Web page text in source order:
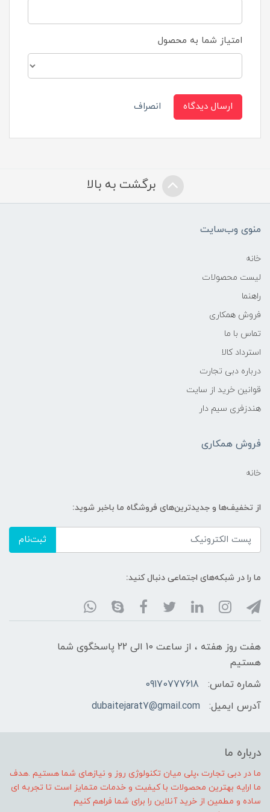
امتیاز شما به محصول
ارسال دیدگاه انصراف
برگشت به بالا
منوی وب‌سایت
خانه
لیست محصولات
راهنما
فروش همکاری
تماس با ما
استرداد کالا
درباره دبی تجارت
قوانین خرید از سایت
هندزفری سیم دار
فروش همکاری
خانه
از تخفیف‌ها و جدیدترین‌های فروشگاه ما باخبر شوید:
ثبت‌نام
ما را در شبکه‌های اجتماعی دنبال کنید:
هفت روز هفته ، از ساعت 10 الی 22 پاسخگوی شما
هستیم
شماره تماس:
09170777618
آدرس ایمیل:
dubaitejarat7@gmail.com
درباره ما
ما در دبی تجارت ،پلی میان تکنولوژی روز و نیازهای شما هستیم .هدف
ما ارایه بهترین محصولات با کیفیت و خدمات متمایز است تا تجربه ای
ساده و مطمین از خرید آنلاین را برای شما فراهم کنیم